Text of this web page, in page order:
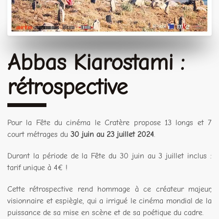
Abbas Kiarostami :
rétrospective
Pour la Fête du cinéma le Cratère propose 13 longs et 7
court métrages du 30 juin au 23 juillet 2024.
Durant la période de la Fête du 30 juin au 3 juillet inclus :
tarif unique à 4€ !
Cette rétrospective rend hommage à ce créateur majeur,
visionnaire et espiègle, qui a irrigué le cinéma mondial de la
puissance de sa mise en scène et de sa poétique du cadre.